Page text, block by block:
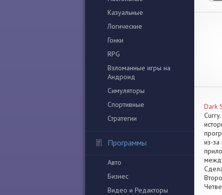
Казуальные
Логические
Гонки
RPG
Взломанные игры на
Андроид
Симуляторы
Спортивные
Стратегии
Программы
Авто
Бизнес
Видео и Редакторы
Dark
из-